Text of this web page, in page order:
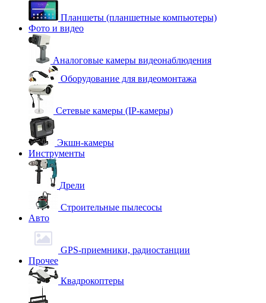
Планшеты (планшетные компьютеры)
Фото и видео
Аналоговые камеры видеонаблюдения
Оборудование для видеомонтажа
Сетевые камеры (IP-камеры)
Экшн-камеры
Инструменты
Дрели
Строительные пылесосы
Авто
GPS-приемники, радиостанции
Прочее
Квадрокоптеры